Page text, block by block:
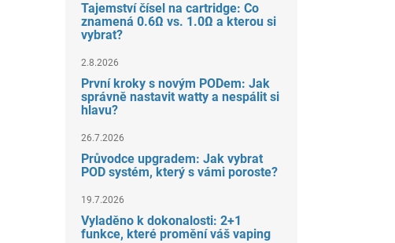
Tajemství čísel na cartridge: Co
znamená 0.6Ω vs. 1.0Ω a kterou si
vybrat?
2.8.2026
První kroky s novým PODem: Jak
správně nastavit watty a nespálit si
hlavu?
26.7.2026
Průvodce upgradem: Jak vybrat
POD systém, který s vámi poroste?
19.7.2026
Vyladěno k dokonalosti: 2+1
funkce, které promění váš vaping